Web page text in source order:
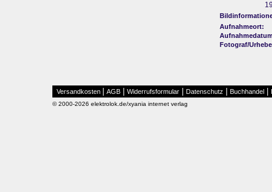
Aufnahmeort:
Fotograf/
Versandkosten AGB Widerrufsformular Datenschutz Buchhandel
© 2000-2026 elektrolok.de/xyania internet verlag